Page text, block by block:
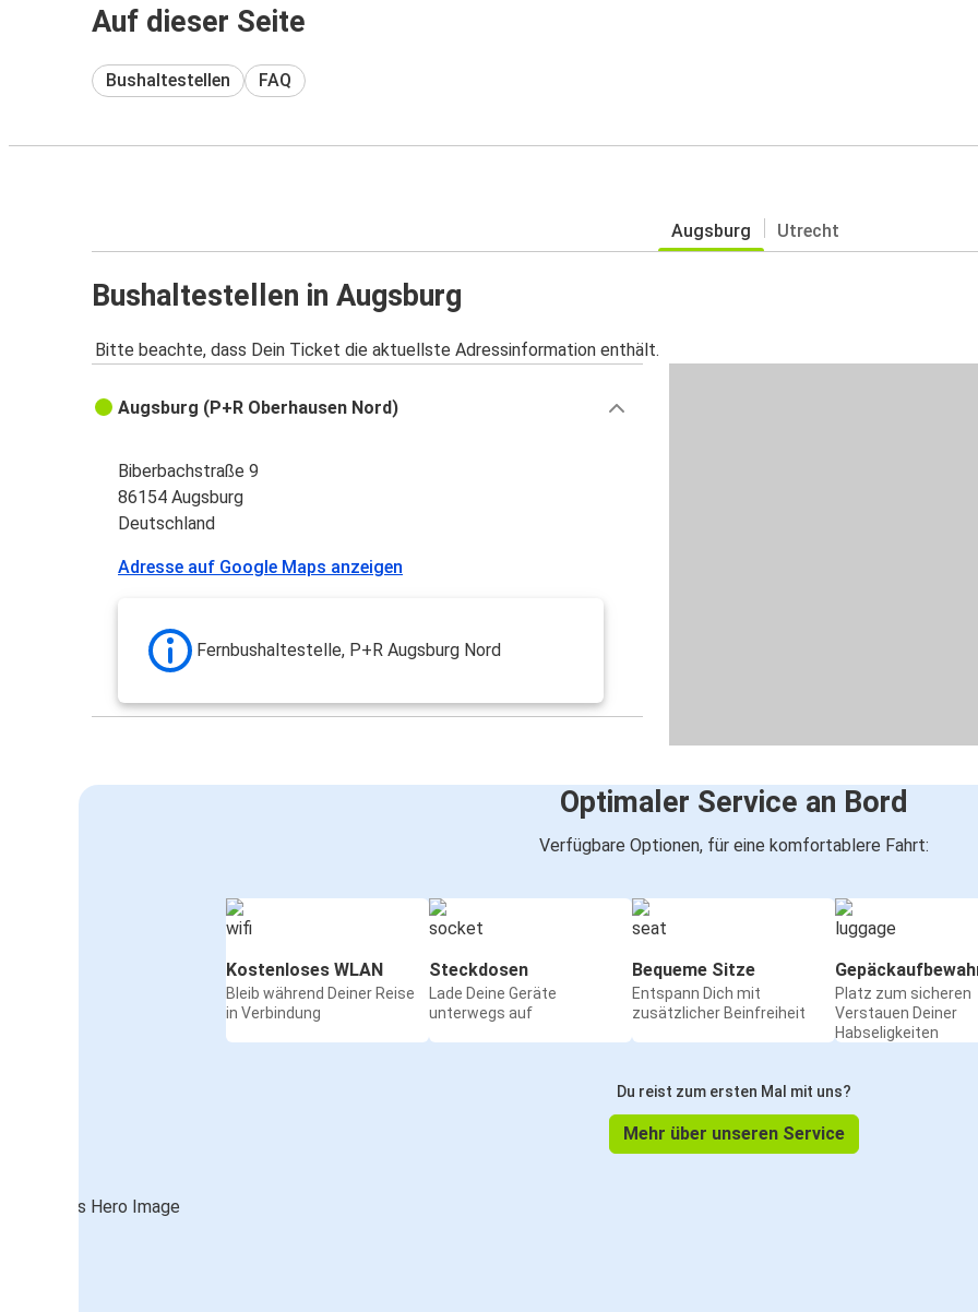
Auf dieser Seite
Bushaltestellen FAQ
Augsburg Utrecht
Bushaltestellen in Augsburg
Bitte beachte, dass Dein Ticket die aktuellste Adressinformation enthält.
Augsburg (P+R Oberhausen Nord)
Biberbachstraße 9
86154 Augsburg
Deutschland
Adresse auf Google Maps anzeigen
Fernbushaltestelle, P+R Augsburg Nord
Optimaler Service an Bord
Verfügbare Optionen, für eine komfortablere Fahrt:
Kostenloses WLAN
Bleib während Deiner Reise
in Verbindung
Steckdosen
Lade Deine Geräte
unterwegs auf
Bequeme Sitze
Entspann Dich mit
zusätzlicher Beinfreiheit
Platz zum sicheren
Verstauen Deiner
Habseligkeiten
Du reist zum ersten Mal mit uns?
Mehr über unseren Service